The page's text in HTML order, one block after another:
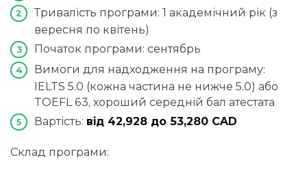
Тривалість програми: 1 академічний рік (з
вересня по квітень)
Початок програми: сентябрь
Вимоги для надходження на програму:
IELTS 5.0 (кожна частина не нижче 5.0) або
TOEFL 63, хороший середній бал атестата
Вартість: від 42,928 до 53,280 CAD
Склад програми: